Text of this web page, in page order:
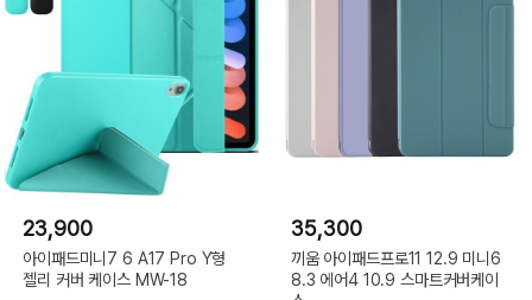
23,900
아이패드미니7 6 A17 Pro Y형
젤리 커버 케이스 MW-18
35,300
끼움 아이패드프로11 12.9 미니6
8.3 에어4 10.9 스마트커버케이